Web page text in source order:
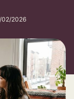
02/2026